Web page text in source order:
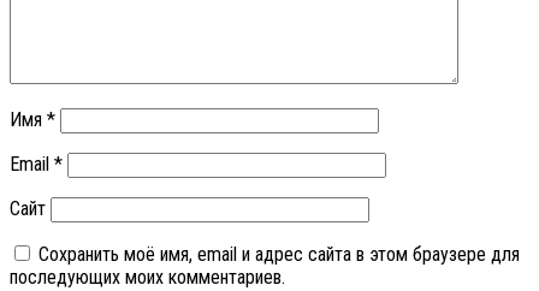
Имя *
Email *
Сайт
Сохранить моё имя, email и адрес сайта в этом браузере для
последующих моих комментариев.